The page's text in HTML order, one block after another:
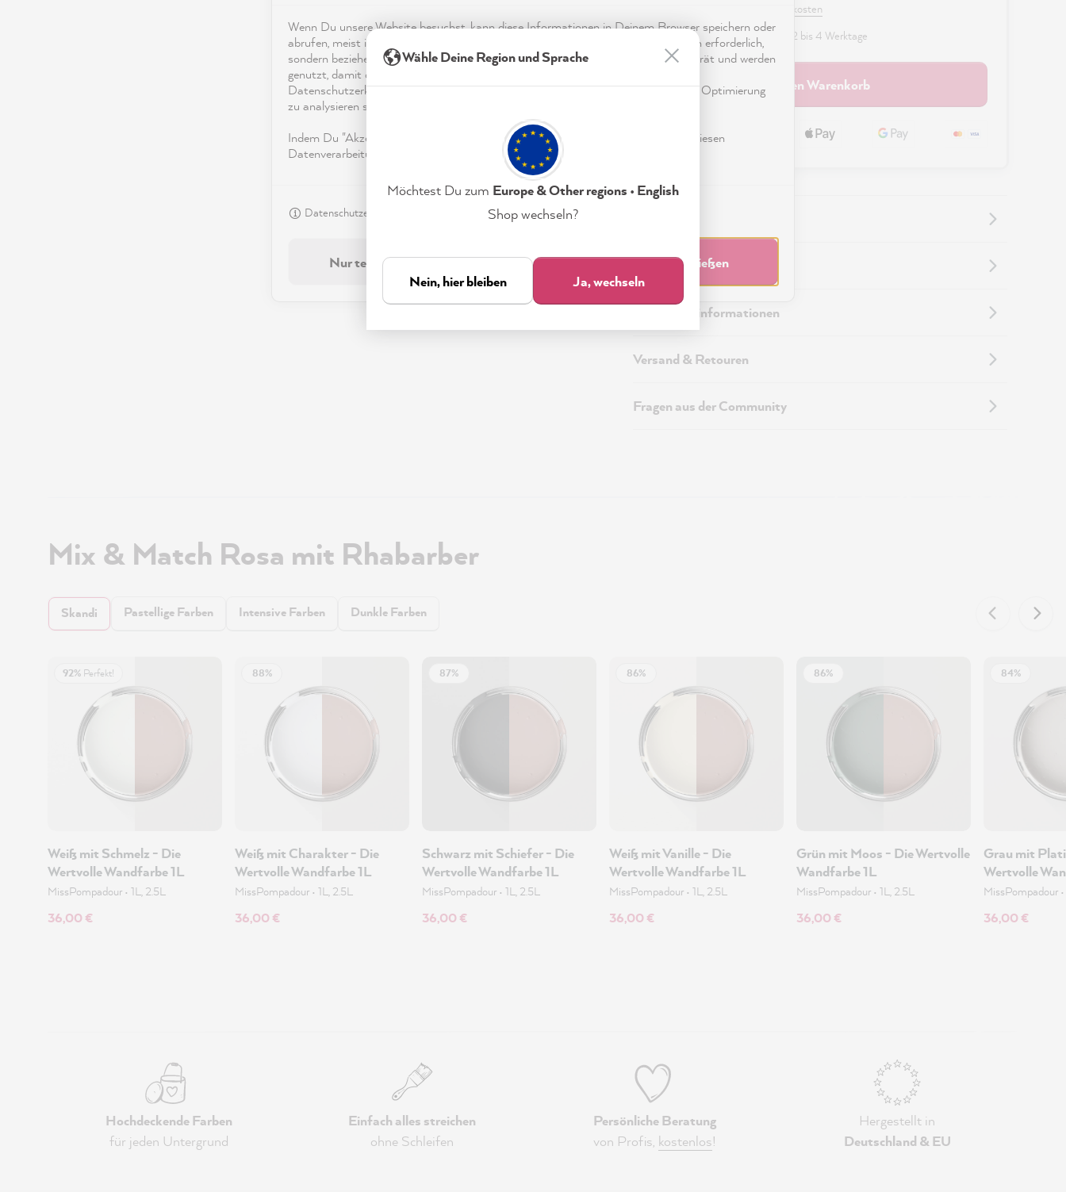
Preise inkl. MwSt. zzgl. Versandkosten
Sofort verfügbar, Lieferzeit: 2 bis 4 Werktage
In den Warenkorb
Technische Informationen
Sicherheitsinformationen
Versand & Retouren
Fragen aus der Community
Mix & Match Rosa mit Rhabarber
Skandi Pastellige Farben Intensive Farben Dunkle Farben
92% Perfekt!
Weiß mit Schmelz - Die
Wertvolle Wandfarbe 1L
MissPompadour • 1L, 2.5L
36,00 €
88%
Weiß mit Charakter - Die
Wertvolle Wandfarbe 1L
MissPompadour • 1L, 2.5L
36,00 €
87%
Schwarz mit Schiefer - Die
Wertvolle Wandfarbe 1L
MissPompadour • 1L, 2.5L
36,00 €
86%
Weiß mit Vanille - Die
Wertvolle Wandfarbe 1L
MissPompadour • 1L, 2.5L
36,00 €
86%
Grün mit Moos - Die Wertvolle
Wandfarbe 1L
MissPompadour • 1L, 2.5L
36,00 €
84%
Grau mit
Wertvolle
MissPompadour •
36,00 €
Hochdeckende Farben
für jeden Untergrund
Einfach alles streichen
ohne Schleifen
Persönliche Beratung
von Profis, kostenlos!
Hergestellt in
Deutschland & EU
Wenn Du unsere Website besuchst, kann diese Informationen in Deinem Browser speichern oder
abrufen, meist in Form von Cookies. Diese Informationen sind nicht nur technisch erforderlich,
sondern beziehen sich möglicherweise auf Dich, Deine Einstellungen oder Dein Gerät und werden
genutzt, damit die Website wie erwartet funktioniert und um mittels den in der
Datenschutzerklärung genannten Dienste Deine Nutzung der Webseite für deren Optimierung
zu analysieren sowie Werbung zu betreiben und zu personalisieren.
Indem Du "Akzeptieren & Schließen" klickst, stimmst Du (jederzeit widerruflich) diesen
Datenverarbeitungen freiwillig zu.
Datenschutzerklärung Einstellungen
Akzeptieren & Schließen
Nur technisch Erforderliche
Wähle Deine Region und Sprache
Möchtest Du zum Europe & Other regions • English
Shop wechseln?
Nein, hier bleiben Ja, wechseln